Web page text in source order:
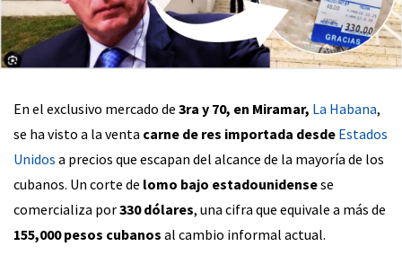
En el exclusivo mercado de 3ra y 70, en Miramar, La Habana,
se ha visto a la venta carne de res importada desde Estados
Unidos a precios que escapan del alcance de la mayoría de los
cubanos. Un corte de lomo bajo estadounidensese
comercializa por330 dólares, una cifra que equivale a más de
155,000 pesos cubanos al cambio informal actual.